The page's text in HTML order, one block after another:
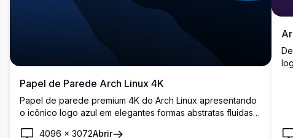
Papel de Parede Arch Linux 4K
Papel de parede premium 4K do Arch Linux apresentando
o icônico logo azul em elegantes formas abstratas fluidas
4096 × 3072Abrir